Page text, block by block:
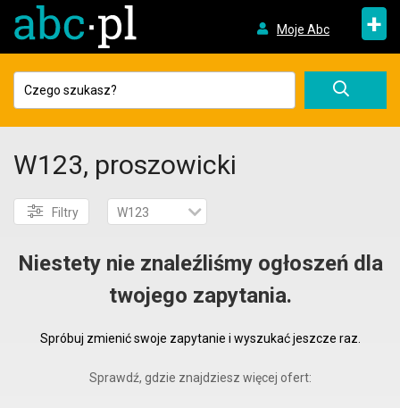
Moje Abc +
W123, proszowicki
Filtry W123
Niestety nie znaleźliśmy ogłoszeń dla
twojego zapytania.
Spróbuj zmienić swoje zapytanie i wyszukać jeszcze raz.
Sprawdź, gdzie znajdziesz więcej ofert: